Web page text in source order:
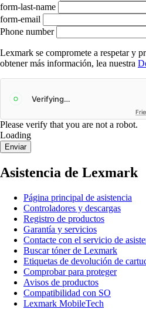
form-last-name
form-email
Phone number
Lexmark se compromete a respetar y
obtener más información, lea nuestra
Please verify that you are not a robot.
Loading
Enviar
Asistencia de Lexmark
Página principal de asistencia
Controladores y descargas
Registro de productos
Garantía y servicios
Contacte con el servicio de
Buscar tóner de Lexmark
Etiquetas de devolución de
Comprobar para proteger
Avisos de productos
Compatibilidad con SO
Lexmark MobileTech